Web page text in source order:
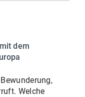
dem
Welche